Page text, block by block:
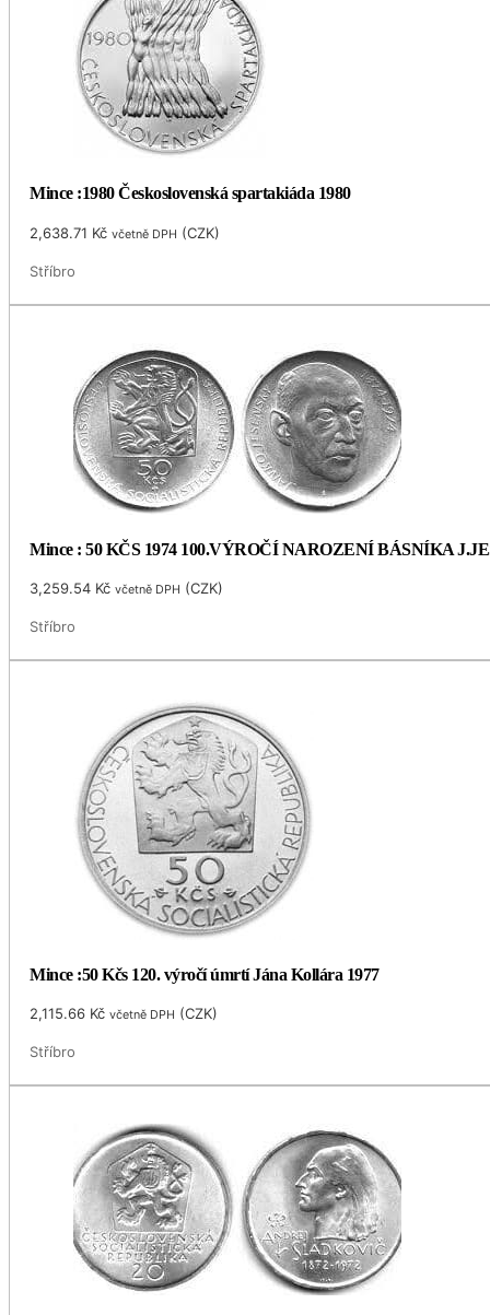
Mince :1980 Československá spartakiáda 1980
2,638.71 Kč včetně DPH (CZK)
Stříbro
Mince : 50 KČS 1974 100.VÝROČÍ NAROZENÍ BÁSNÍKA
3,259.54 Kč včetně DPH (CZK)
Stříbro
Mince :50 Kčs 120. výročí úmrtí Jána Kollára 1977
2,115.66 Kč včetně DPH (CZK)
Stříbro